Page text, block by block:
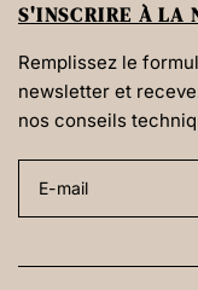
S'INSCRIRE À LA
Remplissez le
newsletter et
nos conseils
E-mail